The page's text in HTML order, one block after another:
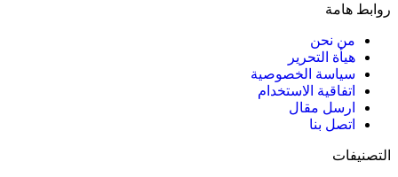
روابط هامة
من نحن
هيأة التحرير
سياسة الخصوصية
اتفاقية الاستخدام
ارسل مقال
اتصل بنا
التصنيفات